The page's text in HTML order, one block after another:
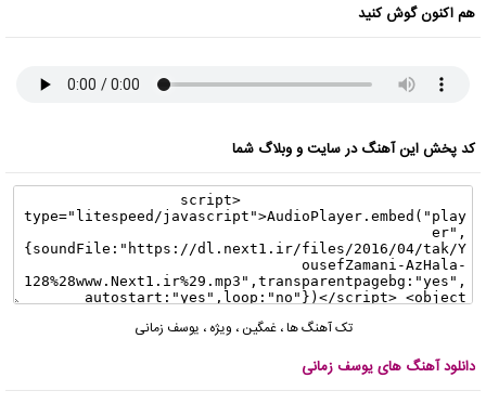
هم اکنون گوش کنید
کد پخش این آهنگ در سایت و وبلاگ شما
تک آهنگ ها،غمگین ، ویژه ، یوسف زمانی
دانلود آهنگ های یوسف زمانی